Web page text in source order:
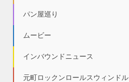
パン屋巡り
ムービー
インバウンドニュース
元町ロックンロールスウィンドル